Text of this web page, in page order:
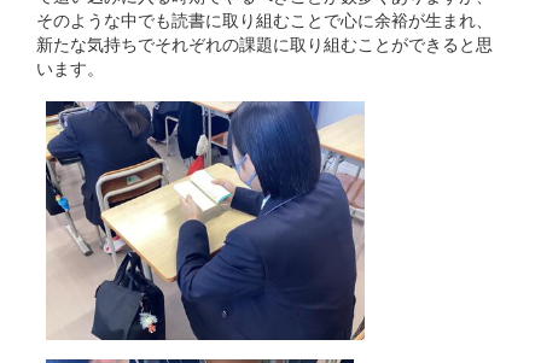
そのような中でも読書に取り組むことで心に余裕が生まれ、
新たな気持ちでそれぞれの課題に取り組むことができると思
います。